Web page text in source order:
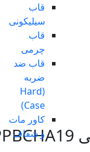
قاب
سیلیکونی
قاب
چرمی
قاب ضد
ضربه
(Hard
Case)
کاور مات
و شفاف